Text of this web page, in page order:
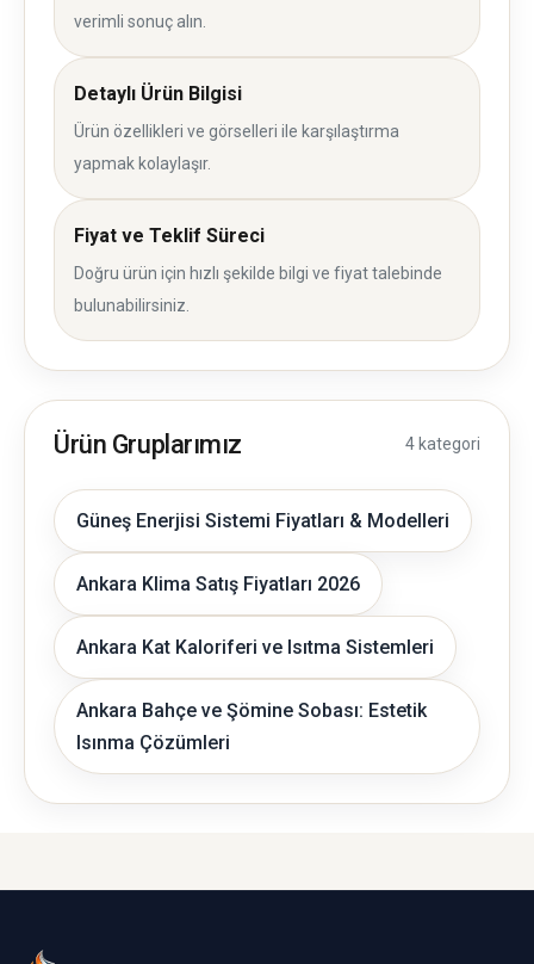
verimli sonuç alın.
Detaylı Ürün Bilgisi
Ürün özellikleri ve görselleri ile karşılaştırma
yapmak kolaylaşır.
Fiyat ve Teklif Süreci
Doğru ürün için hızlı şekilde bilgi ve fiyat talebinde
bulunabilirsiniz.
Ürün Gruplarımız 4 kategori
Güneş Enerjisi Sistemi Fiyatları & Modelleri
Ankara Klima Satış Fiyatları 2026
Ankara Kat Kaloriferi ve Isıtma Sistemleri
Ankara Bahçe ve Şömine Sobası: Estetik
Isınma Çözümleri